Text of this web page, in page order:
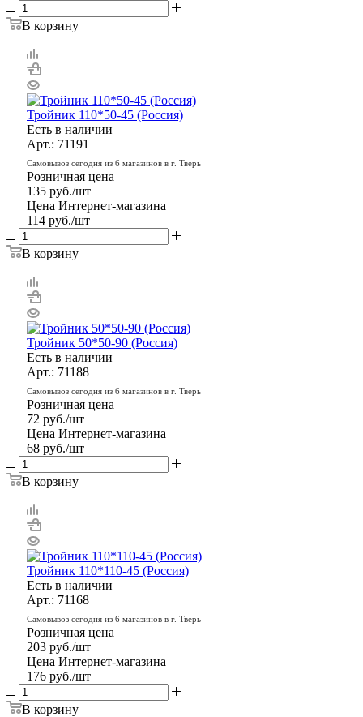
В корзину
Тройник 110*50-45 (Россия)
Есть в наличии
Арт.: 71191
Самовывоз сегодня из 6 магазинов в г. Тверь
Розничная цена
135 руб./шт
Цена Интернет-магазина
114 руб./шт
В корзину
Тройник 50*50-90 (Россия)
Есть в наличии
Арт.: 71188
Самовывоз сегодня из 6 магазинов в г. Тверь
Розничная цена
72 руб./шт
Цена Интернет-магазина
68 руб./шт
В корзину
Тройник 110*110-45 (Россия)
Есть в наличии
Арт.: 71168
Самовывоз сегодня из 6 магазинов в г. Тверь
Розничная цена
203 руб./шт
Цена Интернет-магазина
176 руб./шт
В корзину